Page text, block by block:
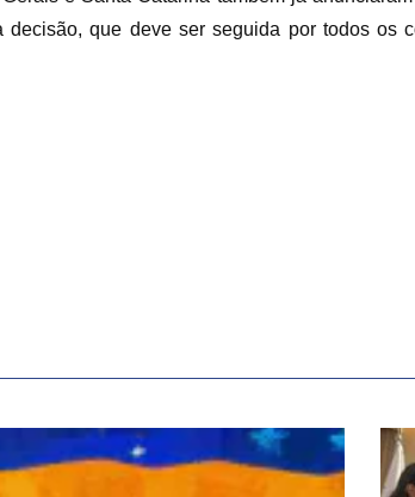
que deve ser seguida por todos os